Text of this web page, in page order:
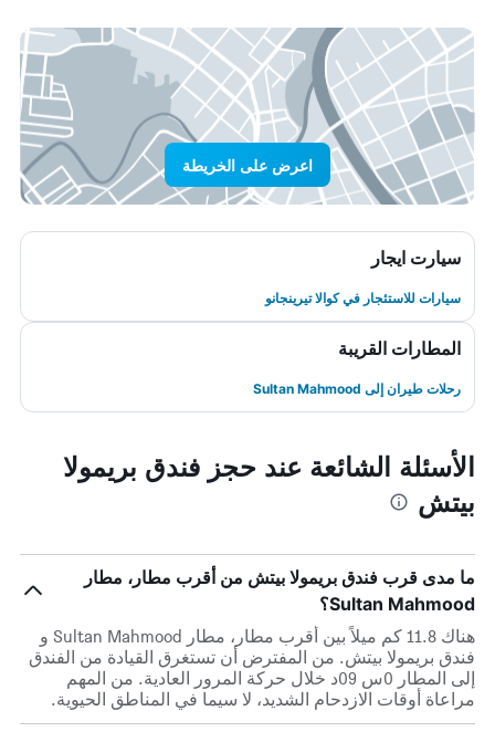
اعرض على الخريطة
سيارت ايجار
سيارات للاستئجار في كوالا تيرينجانو
المطارات القريبة
رحلات طيران إلى Sultan Mahmood
الأسئلة الشائعة عند حجز فندق بريمولا
بيتش
ما مدى قرب فندق بريمولا بيتش من أقرب مطار، مطار
Sultan Mahmood؟
هناك 11.8 كم ميلاً بين أقرب مطار، مطار Sultan Mahmood و
فندق بريمولا بيتش. من المفترض أن تستغرق القيادة من الفندق
إلى المطار 0س 09د خلال حركة المرور العادية. من المهم
مراعاة أوقات الازدحام الشديد، لا سيما في المناطق الحيوية.